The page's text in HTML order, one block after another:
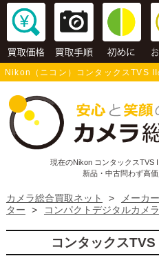
Nikon（ニコン）コンタックスTVS
現在のNikon コンタックスTVS
新品・中古問わず高価
カメラ総合買取ネット > メーカ
ター
> コンパクトデジタルカメラ
コンタックス